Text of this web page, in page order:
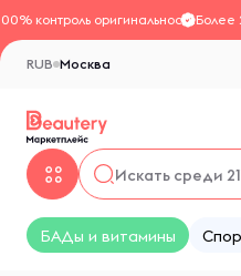
контроль оригинальностиБолее
Москва
RUB
БАДы и витамины